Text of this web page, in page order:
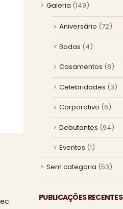
Galeria (149)
Aniversário (72)
Bodas (4)
Casamentos (8)
Celebridades (3)
Corporativo (6)
Debutantes (94)
Eventos (1)
Sem categoria (53)
PUBLICAÇÕES RECENTES